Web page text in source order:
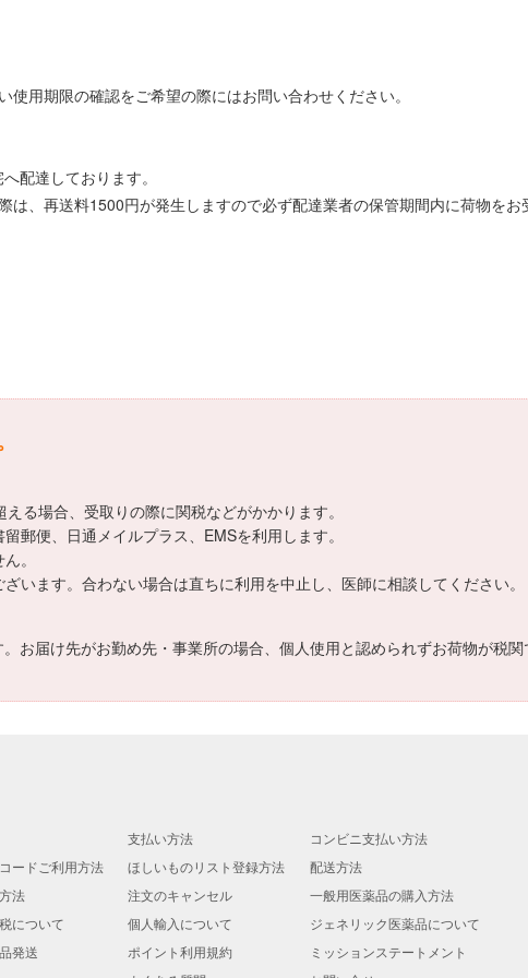
用期限の確認をご希望の際にはお問い合わせください。
配達しております。
、再送料1500円が発生しますので必ず配達業者の保管期間内に荷物をお
る場合、受取りの際に関税などがかかります。
郵便、日通メイルプラス、EMSを利用します。
。
います。合わない場合は直ちに利用を中止し、医師に相談してください。
お届け先がお勤め先・事業所の場合、個人使用と認められずお荷物が税
支払い方法
コンビニ支払い方法
ードご利用方法 ほしいものリスト登録方法
配送方法
法 注文のキャンセル
一般用医薬品の購入方法
について 個人輸入について
ジェネリック医薬品について
発送 ポイント利用規約
ミッションステートメント